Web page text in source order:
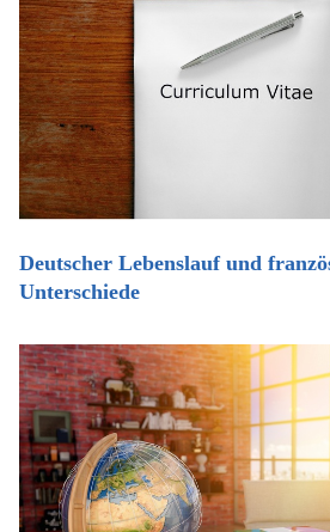
Deutscher Lebenslauf und
Unterschiede